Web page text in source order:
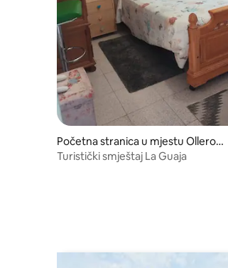
Početna stranica u mjestu Olleros
de Sabero
Turistički smještaj La Guaja